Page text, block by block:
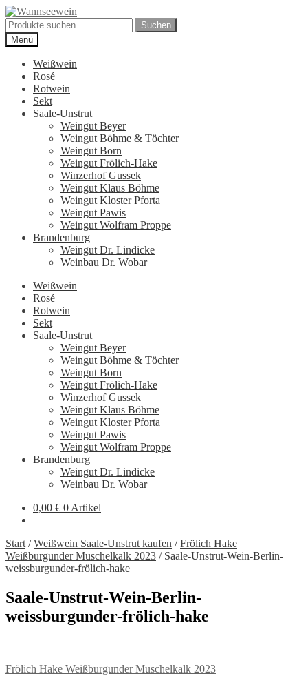
Zur
Navigation
springen
Zum
Inhalt
springen
Suchen
nach:
Suchen
Menü
Weißwein
Rosé
Rotwein
Sekt
Saale-Unstrut
Weingut Beyer
Weingut Böhme & Töchter
Weingut Born
Weingut Frölich-Hake
Winzerhof Gussek
Weingut Klaus Böhme
Weingut Kloster Pforta
Weingut Pawis
Weingut Wolfram Proppe
Brandenburg
Weingut Dr. Lindicke
Weinbau Dr. Wobar
Weißwein
Rosé
Rotwein
Sekt
Saale-Unstrut
Weingut Beyer
Weingut Böhme & Töchter
Weingut Born
Weingut Frölich-Hake
Winzerhof Gussek
Weingut Klaus Böhme
Weingut Kloster Pforta
Weingut Pawis
Weingut Wolfram Proppe
Brandenburg
Weingut Dr. Lindicke
Weinbau Dr. Wobar
0,00 € 0 Artikel
Start /Weißwein Saale-Unstrut kaufen /Frölich Hake
Weißburgunder Muschelkalk 2023 / Saale-Unstrut-Wein-Berlin-
weissburgunder-frölich-hake
Saale-Unstrut-Wein-Berlin-
weissburgunder-frölich-hake
Beitragsnavigation
Vorheriger
Frölich Hake Weißburgunder Muschelkalk 2023